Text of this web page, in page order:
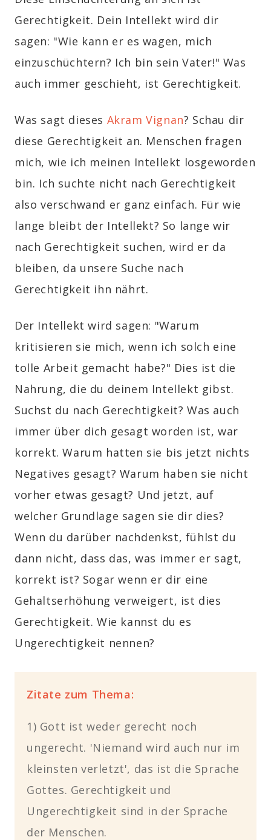
Gerechtigkeit. Dein Intellekt wird dir
sagen: "Wie kann er es wagen, mich
einzuschüchtern? Ich bin sein Vater!" Was
auch immer geschieht, ist Gerechtigkeit.
Was sagt dieses Akram Vignan? Schau dir
diese Gerechtigkeit an. Menschen fragen
mich, wie ich meinen Intellekt losgeworden
bin. Ich suchte nicht nach Gerechtigkeit
also verschwand er ganz einfach. Für wie
lange bleibt der Intellekt? So lange wir
nach Gerechtigkeit suchen, wird er da
bleiben, da unsere Suche nach
Gerechtigkeit ihn nährt.
Der Intellekt wird sagen: "Warum
kritisieren sie mich, wenn ich solch eine
tolle Arbeit gemacht habe?" Dies ist die
Nahrung, die du deinem Intellekt gibst.
Suchst du nach Gerechtigkeit? Was auch
immer über dich gesagt worden ist, war
korrekt. Warum hatten sie bis jetzt nichts
Negatives gesagt? Warum haben sie nicht
vorher etwas gesagt? Und jetzt, auf
welcher Grundlage sagen sie dir dies?
Wenn du darüber nachdenkst, fühlst du
dann nicht, dass das, was immer er sagt,
korrekt ist? Sogar wenn er dir eine
Gehaltserhöhung verweigert, ist dies
Gerechtigkeit. Wie kannst du es
Ungerechtigkeit nennen?
Zitate zum Thema:
1) Gott ist weder gerecht noch
ungerecht. 'Niemand wird auch nur im
kleinsten verletzt', das ist die Sprache
Gottes. Gerechtigkeit und
Ungerechtigkeit sind in der Sprache
der Menschen.